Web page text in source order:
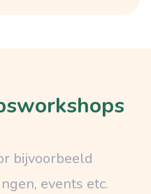
bijvoorbeeld
events etc.